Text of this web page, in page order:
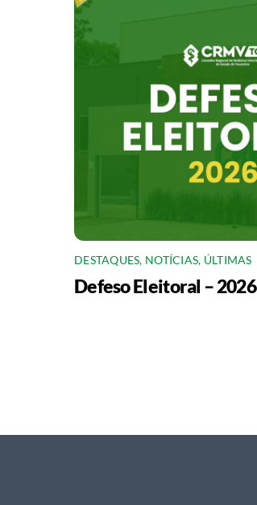
DESTAQUES, NOTÍCIAS, ÚLTIMAS
Defeso Eleitoral – 2026